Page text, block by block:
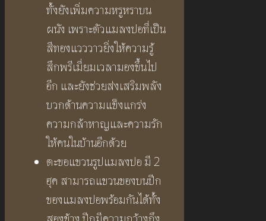
ทั้งยังเพิ่มความหรูหราบน
ผนัง เพราะตัวแมลงปอที่เป็น
สีทองแวววาวยิ่งให้ความรู้
สึกพรีเมี่ยมเวลามองขึ้นไป
อีก และยังช่วยส่งเสริมพลัง
บวกด้านความแข็งแกร่ง
ความกล้าหาญและความรัก
ให้คนในบ้านอีกด้วย
ตะขอแขวนรูปแมลงปอ มี 2
ฮุค สามารถแขวนของบนปีก
ของแมลงปอพร้อมกันได้ทั้ง